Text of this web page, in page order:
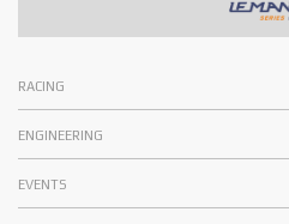
RACING
ENGINEERING
EVENTS